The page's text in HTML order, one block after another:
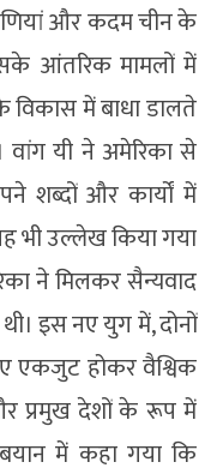
और कदम चीन के
आंतरिक मामलों में
में बाधा डालते
वांग यी ने अमेरिका से
शब्दों और कार्यों में
भी उल्लेख किया गया
ने मिलकर सैन्यवाद
इस नए युग में, दोनों
एकजुट होकर वैश्विक
प्रमुख देशों के रूप में
बयान में कहा गया कि